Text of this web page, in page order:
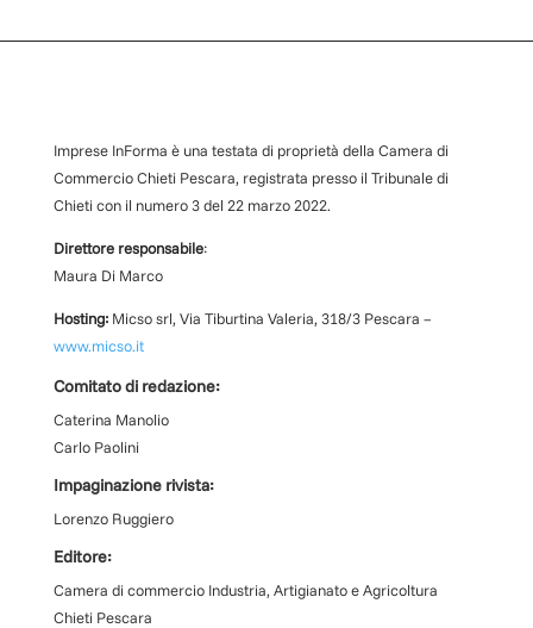
Imprese InForma è una testata di proprietà della Camera di
Commercio Chieti Pescara, registrata presso il Tribunale di
Chieti con il numero3del 22 marzo 2022.
Direttore responsabile:
Maura Di Marco
Hosting:Micso srl, Via Tiburtina Valeria, 318/3 Pescara –
www.micso.it
Comitato di redazione:
Caterina Manolio
Carlo Paolini
Impaginazione rivista:
Lorenzo Ruggiero
Editore:
Camera di commercio Industria, Artigianato e Agricoltura
Chieti Pescara